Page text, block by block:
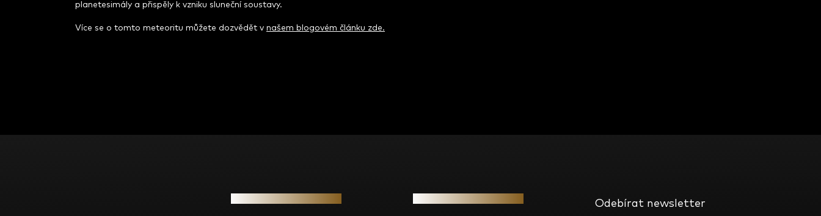
planetesimály a přispěly k vzniku sluneční soustavy.
Více se o tomto meteoritu můžete dozvědět v našem blogovém článku zde.
Odebírat newsletter